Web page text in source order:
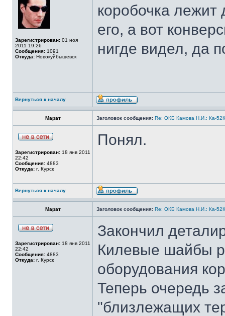
Зарегистрирован: 01 ноя
2011 19:26
Сообщения: 1091
Откуда: Новокуйбышевск
коробочка лежит
его, а вот
нигде видел, да
Вернуться к началу
Марат Заголовок сообщения: Re: ОКБ Камова Н.И.: Ка-
Зарегистрирован: 18 янв 2011
22:42
Сообщения: 4883
Откуда: г. Курск
Понял.
Вернуться к началу
Марат Заголовок сообщения: Re: ОКБ Камова Н.И.: Ка-
Зарегистрирован: 18 янв 2011
22:42
Сообщения: 4883
Откуда: г. Курск
Закончил
Килевые шайбы
оборудования
Теперь очередь
"близлежащих